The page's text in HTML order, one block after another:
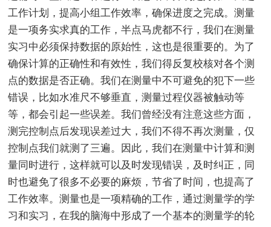
工作计划，提高小组工作效率，确保进度之完成。测量
是一项务实求真的工作，半点马虎都不行，我们在测量
实习中必须保持数据的原始性，这也是很重要的。为了
确保计算的正确性和有效性，我们得反复校核对各个测
点的数据是否正确。我们在测量中不可避免的犯下一些
错误，比如水准尺不够垂直，测量过程仪器被触动等
等，都会引起一些误差。我们曾经没有注意这些方面，
测完控制点后发现误差过大，我们不得不再次测量，仅
控制点我们就测了三遍。因此，我们在测量中计算和测
量同时进行，这样就可以及时发现错误，及时纠正，同
时也避免了很多不必要的麻烦，节省了时间，也提高了
工作效率。测量也是一项精确的工作，通过测量学的学
习和实习，在我的脑海中形成了一个基本的测量学的轮